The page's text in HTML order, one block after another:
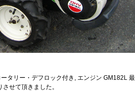
タリー・デフロック付き, エンジン GM182L 最
せて頂きました。